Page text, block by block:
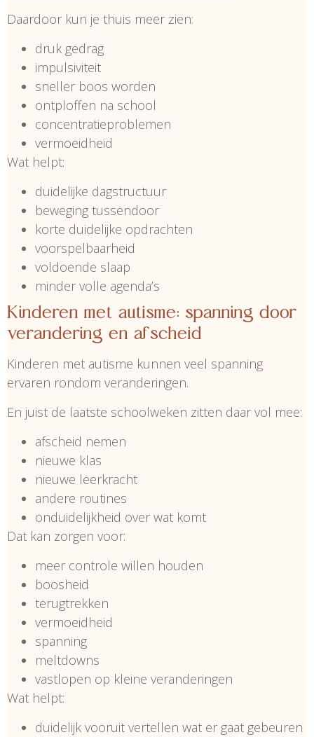
Daardoor kun je thuis meer zien:
druk gedrag
impulsiviteit
sneller boos worden
ontploffen na school
concentratieproblemen
vermoeidheid
Wat helpt:
duidelijke dagstructuur
beweging tussendoor
korte duidelijke opdrachten
voorspelbaarheid
voldoende slaap
minder volle agenda’s
Kinderen met autisme: spanning door
verandering en afscheid
Kinderen met autisme kunnen veel spanning
ervaren rondom veranderingen.
En juist de laatste schoolweken zitten daar vol mee:
afscheid nemen
nieuwe klas
nieuwe leerkracht
andere routines
onduidelijkheid over wat komt
Dat kan zorgen voor:
meer controle willen houden
boosheid
terugtrekken
vermoeidheid
spanning
meltdowns
vastlopen op kleine veranderingen
Wat helpt:
duidelijk vooruit vertellen wat er gaat gebeuren